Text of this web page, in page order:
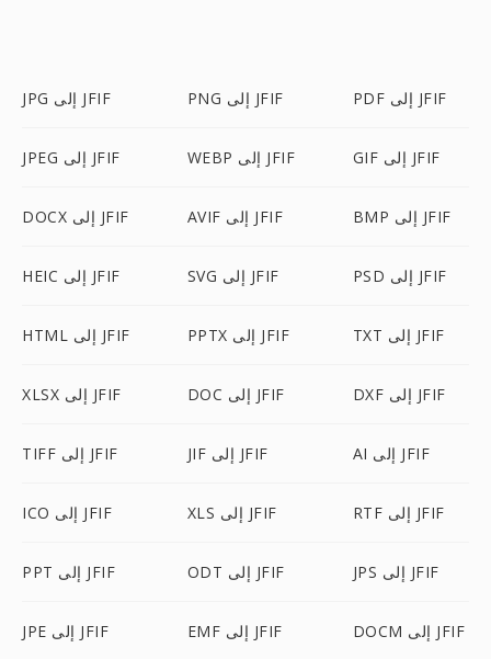
JPG إلى JFIF PNG إلى JFIF PDF إلى JFIF
JPEG إلى JFIF WEBP إلى JFIF GIF إلى JFIF
DOCX إلى JFIF AVIF إلى JFIF BMP إلى JFIF
HEIC إلى JFIF SVG إلى JFIF PSD إلى JFIF
HTML إلى JFIF PPTX إلى JFIF TXT إلى JFIF
XLSX إلى JFIF DOC إلى JFIF DXF إلى JFIF
TIFF إلى JFIF JIF إلى JFIF AI إلى JFIF
ICO إلى JFIF XLS إلى JFIF RTF إلى JFIF
PPT إلى JFIF ODT إلى JFIF JPS إلى JFIF
JPE إلى JFIF EMF إلى JFIF DOCM إلى JFIF